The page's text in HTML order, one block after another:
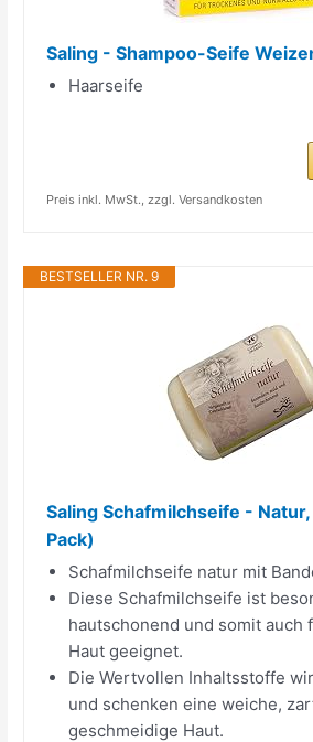
Saling - Shampoo-Seife
Haarseife
Preis inkl. MwSt., zzgl. Versandkosten
BESTSELLER NR. 9
Saling Schafmilchseife -
Pack)
Schafmilchseife natur mit
Diese Schafmilchseife ist
hautschonend und somit auch
Haut geeignet.
Die Wertvollen Inhaltsstoffe
und schenken eine weiche,
geschmeidige Haut.